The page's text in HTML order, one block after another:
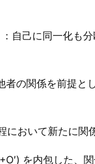
：自己に同一化も
者の関係を前提と
において新たに関
を内包した、